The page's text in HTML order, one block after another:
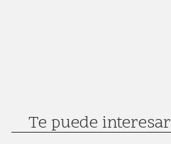
Te puede interesar